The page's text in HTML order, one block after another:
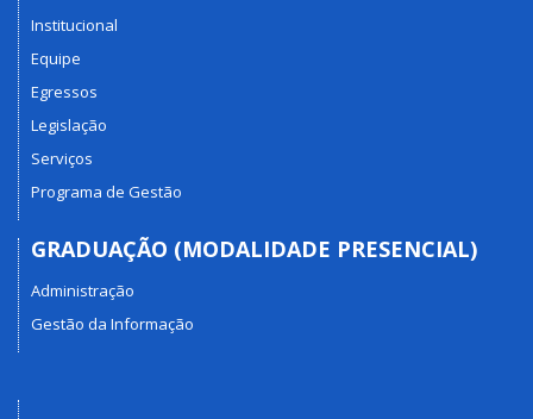
Institucional
Equipe
Egressos
Legislação
Serviços
Programa de Gestão
GRADUAÇÃO (MODALIDADE PRESENCIAL)
Administração
Gestão da Informação